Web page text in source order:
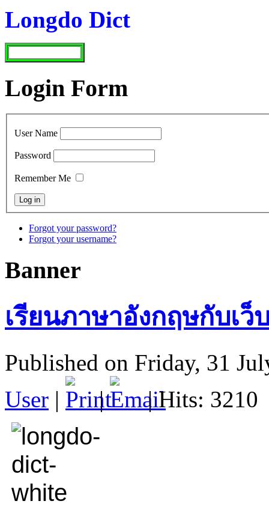
Longdo Dict
Login Form
User Name
Password
Remember Me
Forgot your password?
Forgot your username?
Banner
เรียนภาษาอังกฤษกับเว็
Published on Friday, 31
User | | | Hits: 3210